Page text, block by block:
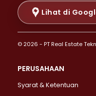
Properti Dijual di Kramat >
Properti Dijual di Pasar
Properti Dijual di
Properti Dijual di
Properti Dijual di Lebak
Properti Dijual di
Lihat di
© 2026 - PT Real Estate
PERUSAHAAN
Syarat & Ketentuan